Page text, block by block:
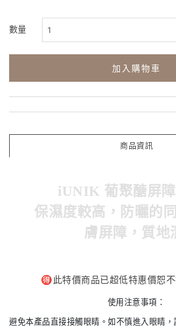
數量
加入購物車
商品資訊
iUNIK 葡聚醣屏
保濕度較高，防曬的
膚屏障，質地
🉐️此特價商品已超低特惠價恕不
使用注意事項：
避免本產品直接接觸眼睛。如不慎進入眼睛，